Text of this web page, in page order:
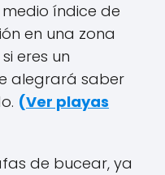
medio índice de
en una zona
eres un
alegrará saber
(Ver playas
de bucear, ya